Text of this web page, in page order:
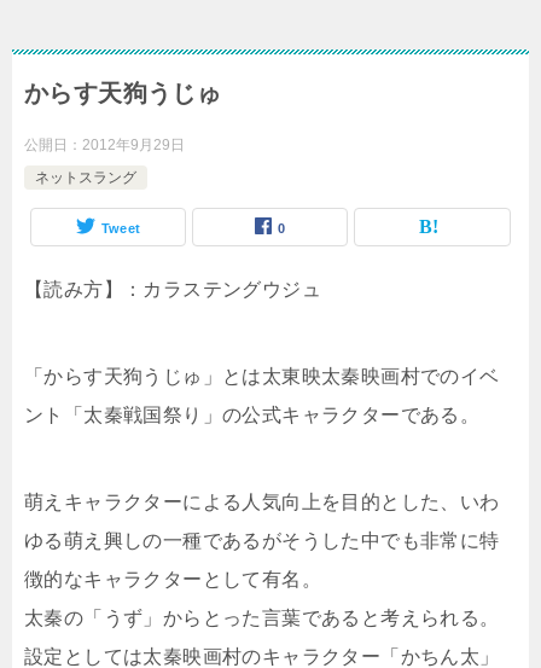
からす天狗うじゅ
公開日： 2012年9月29日
ネットスラング
Tweet 0
【読み方】：カラステングウジュ
「からす天狗うじゅ」とは太東映太秦映画村でのイベ
ント「太秦戦国祭り」の公式キャラクターである。
萌えキャラクターによる人気向上を目的とした、いわ
ゆる萌え興しの一種であるがそうした中でも非常に特
徴的なキャラクターとして有名。
太秦の「うず」からとった言葉であると考えられる。
設定としては太秦映画村のキャラクター「かちん太」